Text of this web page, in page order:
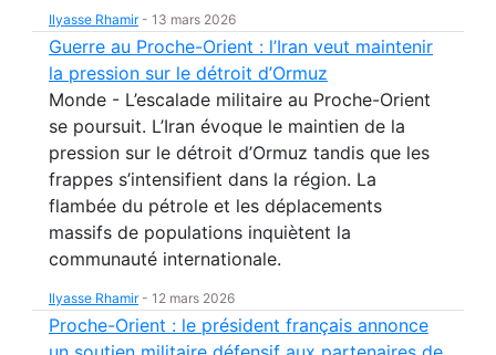
Ilyasse Rhamir- 13 mars 2026
Guerre au Proche-Orient : l’Iran veut maintenir
la pression sur le détroit d’Ormuz
Monde - L’escalade militaire au Proche-Orient
se poursuit. L’Iran évoque le maintien de la
pression sur le détroit d’Ormuz tandis que les
frappes s’intensifient dans la région. La
flambée du pétrole et les déplacements
massifs de populations inquiètent la
communauté internationale.
Ilyasse Rhamir- 12 mars 2026
Proche-Orient : le président français annonce